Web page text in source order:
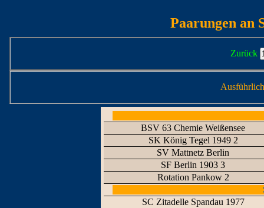
Paarungen an
Zurück
BSV 63 Chemie Weißensee
SK König Tegel 1949 2
SV Mattnetz Berlin
SF Berlin 1903 3
Rotation Pankow 2
SC Zitadelle Spandau 1977